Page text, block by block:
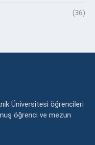
(36)
Üniversitesi öğrencileri
öğrenci ve mezun